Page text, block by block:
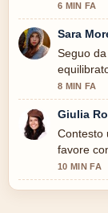
6 MIN FA
Sara
Seguo
8 MIN FA
Giulia
Contesto
favore
10 MIN FA